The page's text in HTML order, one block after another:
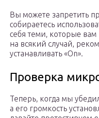
Вы можете запретить
собираетесь
себя теми, которые
на всякий случай,
устанавливать «On».
Проверка
Теперь, когда мы
а его громкость